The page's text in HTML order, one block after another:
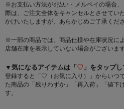
※お支払い方法がd払い・メルペイの場合
際は、ご注文全体をキャンセルとさせてい
かけいたしますが、あらかじめご了承くださ
※一部の商品では、商品仕様や在庫状況に
店舗在庫を表示していない場合がございま
▼気になるアイテムは「♡ 」をタップ
登録すると「♡（お気に入り）」からいつ
た商品の「残りわずか」「再入荷」「値下
す。